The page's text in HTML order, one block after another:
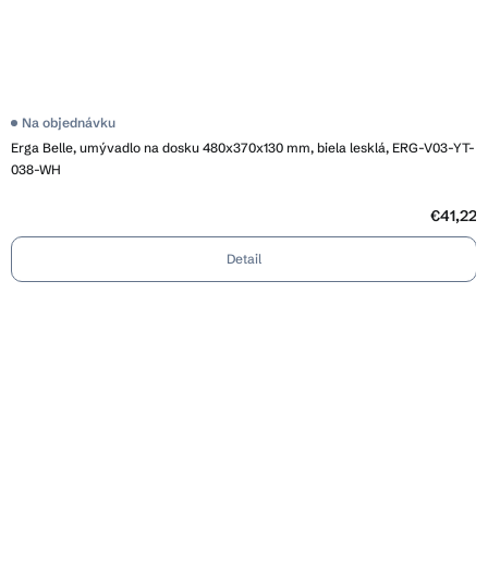
Erga Belle, umývadlo na dosku 480x370x130 mm, biela lesklá, ERG-V03-YT-
038-WH
Na objednávku
€41,22
Detail